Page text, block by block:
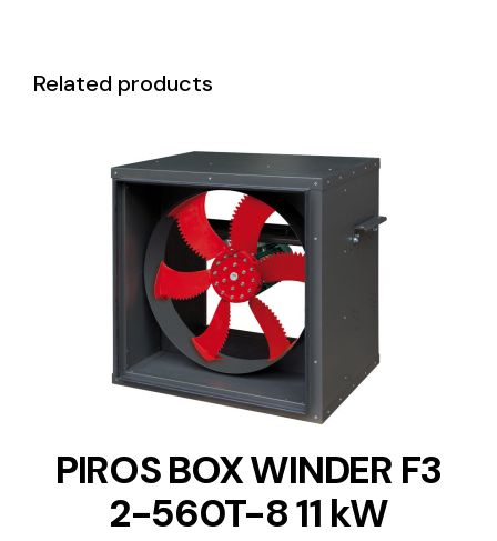
Related products
DETAILS
PIROS BOX WINDER F3
2-560T-8 11 kW